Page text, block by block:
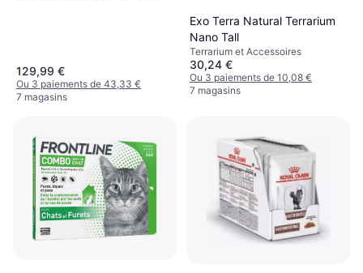
129,99 €
Ou 3 paiements de 43,33 €
7 magasins
Exo Terra Natural Terrarium
Nano Tall
Terrarium et Accessoires
30,24 €
Ou 3 paiements de 10,08 €
7 magasins